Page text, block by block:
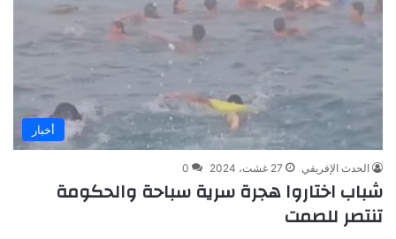
أخبار
الحدث الإفريقي 27 غشت، 2024 0
شباب اختاروا هجرة سرية سباحة والحكومة
تنتصر للصمت